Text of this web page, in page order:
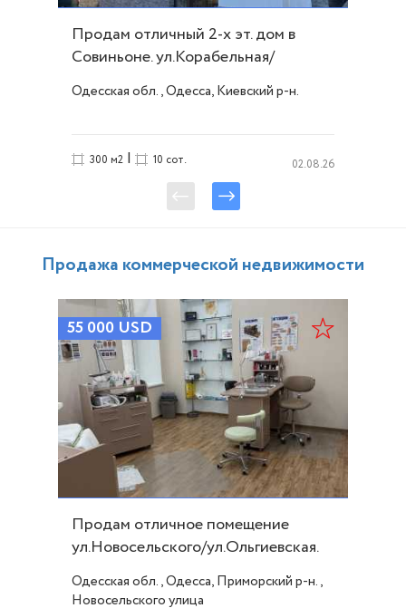
Продам отличный 2-х эт. дом в
Совиньоне. ул.Корабельная/
Люстдорф. ID 54094
Одесская обл., Одесса, Киевский р-н.
300 м2 | 10 сот. 02.08.26
Продажа коммерческой недвижимости
55 000 USD
Продам отличное помещение
ул.Новосельского/ул.Ольгиевская.
ID 53690
Одесская обл., Одесса, Приморский р-н.,
Новосельского улица